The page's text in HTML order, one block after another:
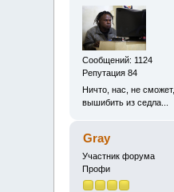
Сообщений: 1124
Репутация 84
Ничто, нас, не сможет,
вышибить из седла...
Gray
Участник форума
Профи